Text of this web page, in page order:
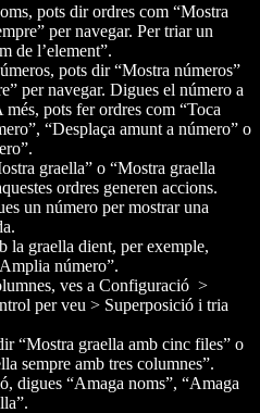
pots dir ordres com “Mostra
per navegar. Per triar un
de l’element”.
pots dir “Mostra números”
per navegar. Digues el número a
pots fer ordres com “Toca
”, “Desplaça amunt a número” o
”.
graella” o “Mostra graella
ordres generen accions.
un número per mostrar una
la graella dient, per exemple,
número”.
ves a Configuració >
per veu > Superposició i tria
“Mostra graella amb cinc files” o
sempre amb tres columnes”.
digues “Amaga noms”, “Amaga